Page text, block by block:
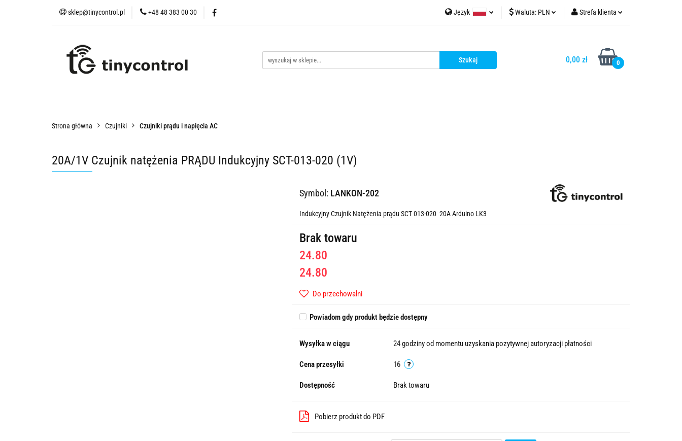
sklep@tinycontrol.pl +48 48 383 00 30 Język Waluta: PLN Strefa klienta
Zarejestruj się
Dodaj zgłoszenie
0,00 zł 0
Urządzenia IoT Kontakt tinycontrol.pl
Strona główna Czujniki Czujniki prądu i napięcia AC
20A/1V Czujnik natężenia PRĄDU Indukcyjny SCT-013-020 (1V)
Symbol: LANKON-202
Indukcyjny Czujnik Natężenia prądu SCT 013-020 20A Arduino LK3
Brak towaru
24.80
24.80
Do przechowalni
Powiadom gdy produkt będzie dostępny
Wysyłka w ciągu 24 godziny od momentu uzyskania pozytywnej autoryzacji płatności
Cena przesyłki 16
Dostępność Brak towaru
Pobierz produkt do PDF